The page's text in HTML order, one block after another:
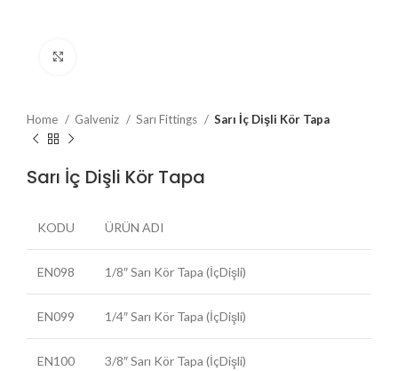
Home Galveniz Sarı Fittings Sarı İç Dişli Kör Tapa
Sarı İç Dişli Kör Tapa
KODU ÜRÜN ADI
EN098 1/8″ Sarı Kör Tapa (İçDişli)
EN099 1/4″ Sarı Kör Tapa (İçDişli)
EN100 3/8″ Sarı Kör Tapa (İçDişli)